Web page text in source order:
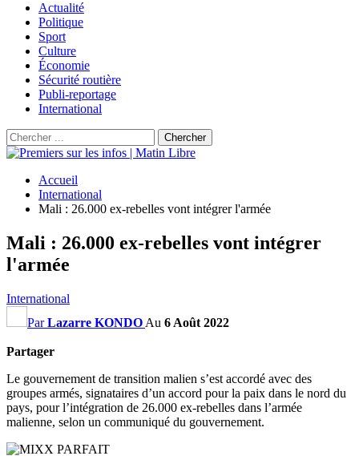
Actualité
Politique
Sport
Culture
Économie
Sécurité routière
Publi-reportage
International
Accueil
International
Mali : 26.000 ex-rebelles vont intégrer l'armée
Mali : 26.000 ex-rebelles vont intégrer
l'armée
International
ParLazarre KONDO Au 6 Août 2022
Partager
Le gouvernement de transition malien s’est accordé avec des
groupes armés, signataires d’un accord pour la paix dans le nord du
pays, pour l’intégration de 26.000 ex-rebelles dans l’armée
malienne, selon un communiqué du gouvernement.